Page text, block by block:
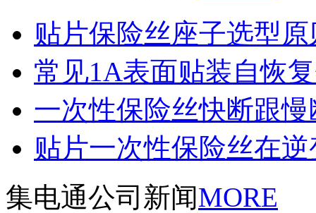
贴片保险丝座子选型原
常见1A表面贴装自恢
一次性保险丝快断跟
贴片一次性保险丝在
集电通公司新闻MORE